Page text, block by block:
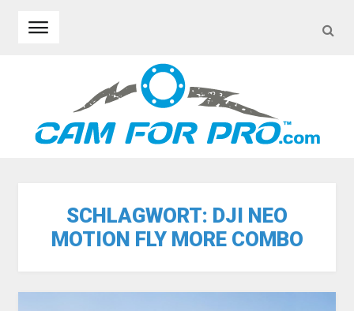
SCHLAGWORT: DJI NEO
MOTION FLY MORE COMBO